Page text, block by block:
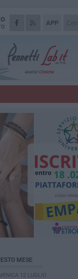
APP
MESE
12 LUGLIO